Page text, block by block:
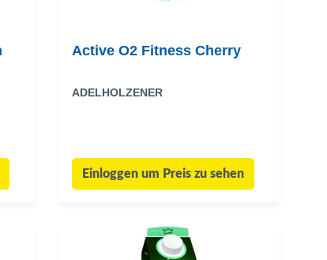
Active O2 Fitness Cherry
ADELHOLZENER
Einloggen um Preis zu sehen